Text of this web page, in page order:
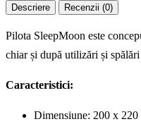
Descriere Recenzii (0)
Pilota SleepMoon este
chiar și după utilizări și
Caracteristici:
Dimensiune: 200 x